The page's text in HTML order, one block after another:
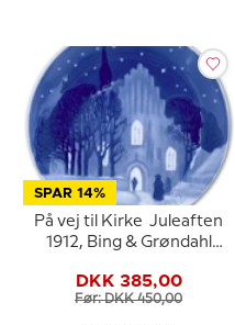
SPAR 14%
På vej til Kirke Juleaften
1912, Bing & Grøndahl
DKK 385,00
Før: DKK 450,00